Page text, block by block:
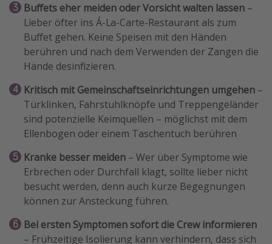
Buffets eher meiden oder Vorsicht walten lassen –
Lieber öfter ins Á-La-Carte-Restaurant als zum
Buffet gehen. Keine Speisen mit den Händen
berühren und nach dem Verwenden der Zangen die
Hände desinfizieren.
Kritisch mit Gemeinschaftseinrichtungen umgehen –
Türklinken, Fahrstuhlknöpfe und Treppengeländer
sind potenzielle Keimquellen – möglichst mit dem
Ellenbogen oder einem Taschentuch berühren
Kranke besser meiden – Wer über Symptome wie
Erbrechen oder Durchfall klagt, sollte lieber nicht
besucht werden, denn auch kurze Begegnungen
können zur Ansteckung führen.
Bei ersten Symptomen sofort die Crew informieren
– Frühzeitige Isolierung kann verhindern, dass sich